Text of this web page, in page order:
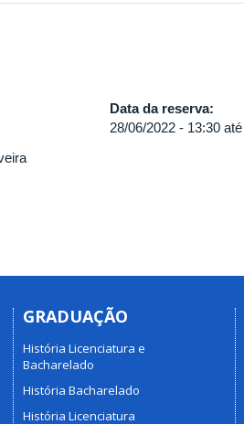
Data da reserva:
28/06/2022 - 13:30 até
GRADUAÇÃO
História Licenciatura e
Bacharelado
História Bacharelado
História Licenciatura